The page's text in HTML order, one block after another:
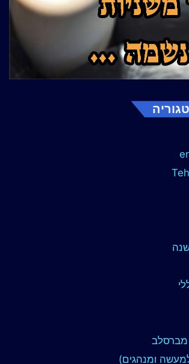
מברסלב
ומנהגים)